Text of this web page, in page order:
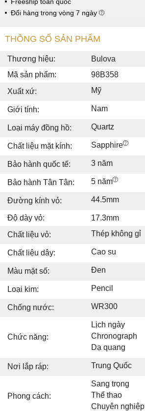
Đổi hàng trong vòng 7 ngày
THÔNG SỐ SẢN PHẨM
Thương hiệu:
Bulova
Mã sản phẩm:
98B358
Xuất xứ:
Mỹ
Giới tính: Nam
Loại máy đồng hồ: Quartz
Chất liệu mặt kính: Sapphire
Bảo hành quốc tế: 3 năm
Bảo hành Tân Tân: 5 năm
Đường kính vỏ: 44.5mm
Độ dày vỏ:
17.3mm
Chất liệu vỏ:
Thép không gỉ
Chất liệu dây: Cao su
Màu mặt số: Đen
Loại kim: Pencil
Chống nước: WR300
Chức năng:
Lịch ngày
Chronograph
Dạ quang
Nơi lắp ráp: Trung Quốc
Phong cách:
Sang trọng
Thể thao
Chuyên nghiệp